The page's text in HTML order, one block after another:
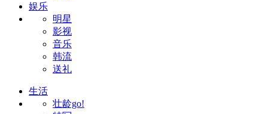
娱乐
明星
影视
音乐
韩流
送礼
生活
壮龄go!